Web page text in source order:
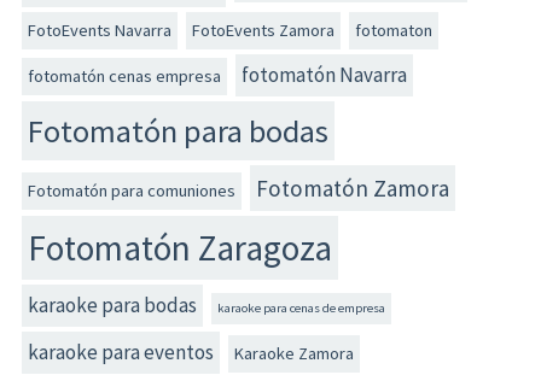
FotoEvents Navarra FotoEvents Zamora fotomaton
fotomatón cenas empresa fotomatón Navarra
Fotomatón para bodas
Fotomatón para comuniones Fotomatón Zamora
Fotomatón Zaragoza
karaoke para bodas karaoke para cenas de empresa
karaoke para eventos Karaoke Zamora